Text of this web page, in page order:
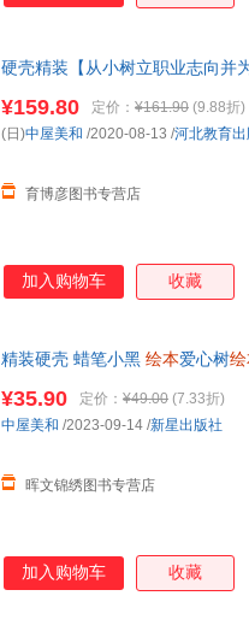
硬壳精装【从小树立职业志向并
¥159.80 定价： ¥161.90 (9.88折)
育博彦图书专营店
(日)中屋美和 /2020-08-13 /河北教育出
加入购物车 收藏
精装硬壳 蜡笔小黑 绘本爱心树绘
¥35.90 定价： ¥49.00 (7.33折)
晖文锦绣图书专营店
中屋美和 /2023-09-14 /新星出版社
加入购物车 收藏